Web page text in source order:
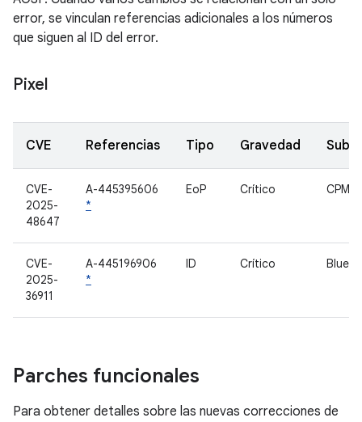
error, se vinculan referencias adicionales a los números
que siguen al ID del error.
Pixel
CVE Referencias Tipo Gravedad
CVE-
2025-
48647
A-445395606
*
EoP Crítico CPM
CVE-
2025-
36911
A-445196906
*
ID Crítico
Parches funcionales
Para obtener detalles sobre las nuevas correcciones de